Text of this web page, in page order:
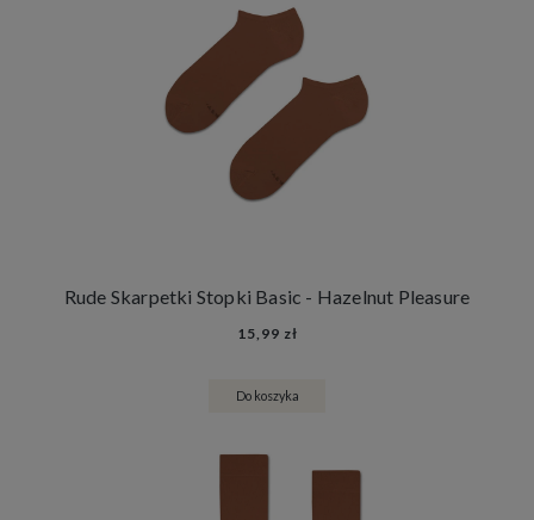
Rude Skarpetki Stopki Basic - Hazelnut Pleasure
15,99 zł
Do koszyka